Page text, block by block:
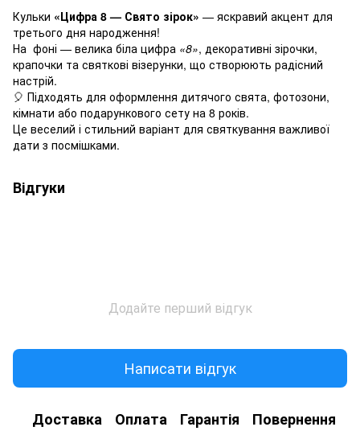
Кульки «Цифра 8 — Свято зірок» — яскравий акцент для
третього дня народження!
На фоні — велика біла цифра «8», декоративні зірочки,
крапочки та святкові візерунки, що створюють радісний
настрій.
🎈 Підходять для оформлення дитячого свята, фотозони,
кімнати або подарункового сету на 8 років.
Це веселий і стильний варіант для святкування важливої
дати з посмішками.
Відгуки
Додайте перший відгук
Написати відгук
Доставка Оплата Гарантія Повернення